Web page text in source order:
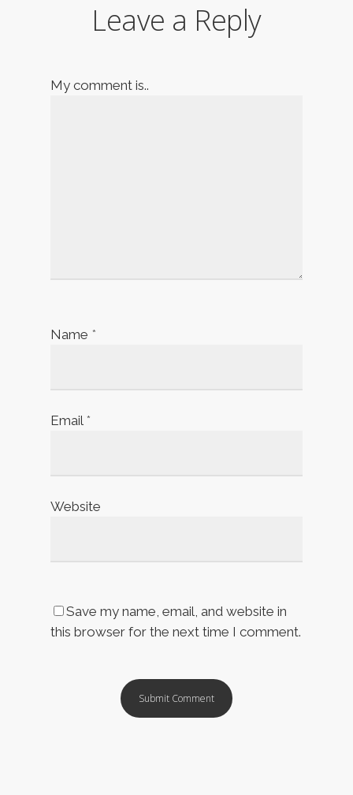
Leave a Reply
My comment is..
Name *
Email *
Website
Save my name, email, and website in
this browser for the next time I comment.